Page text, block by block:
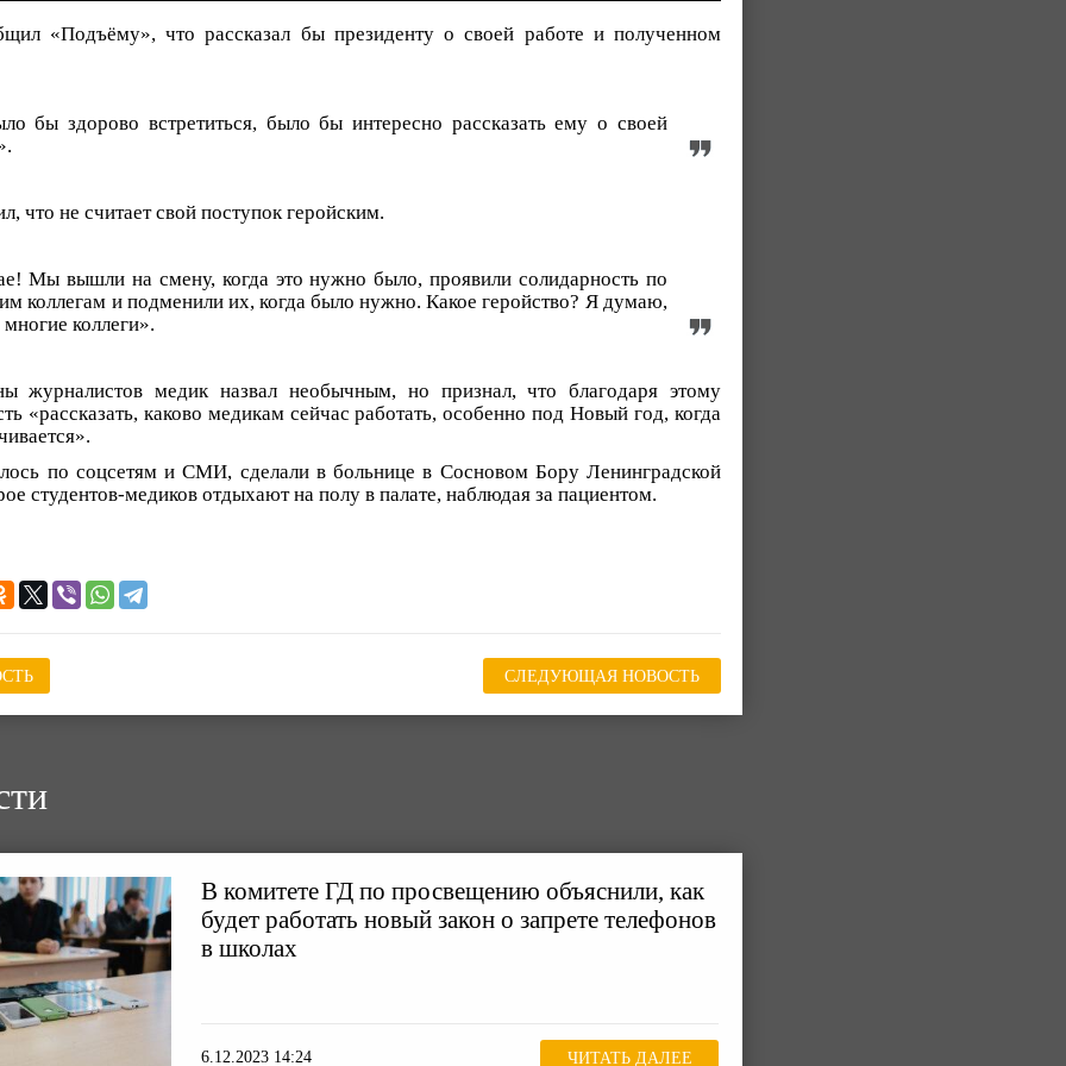
«Подъёму», что рассказал бы президенту о своей работе и полученном
бы здорово встретиться, было бы интересно рассказать ему о своей
что не считает свой поступок геройским.
Мы вышли на смену, когда это нужно было, проявили солидарность по
коллегам и подменили их, когда было нужно. Какое геройство? Я думаю,
коллеги».
журналистов медик назвал необычным, но признал, что благодаря этому
«рассказать, каково медикам сейчас работать, особенно под Новый год, когда
по соцсетям и СМИ, сделали в больнице в Сосновом Бору Ленинградской
студентов-медиков отдыхают на полу в палате, наблюдая за пациентом.
СЛЕДУЮЩАЯ НОВОСТЬ
В комитете ГД по просвещению объяснили, как
будет работать новый закон о запрете телефонов
в школах
6.12.2023 14:24 ЧИТАТЬ ДАЛЕЕ